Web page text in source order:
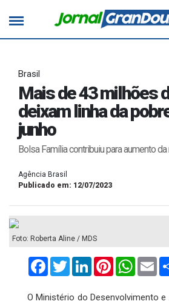
Brasil
Mais de 43 milhões
deixam linha da
junho
Bolsa Família contribuiu para aumento
Agência Brasil
Publicado em: 12/07/2023
Foto: Roberta Aline / MDS
FacebookTwitterLinkedInPinterest
O Ministério do Desenvolvimento